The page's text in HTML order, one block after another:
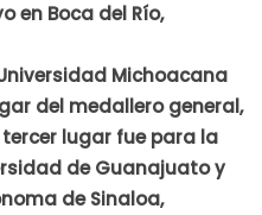
en Boca del Río,
Michoacana
del medallero general,
lugar fue para la
de Guanajuato y
de Sinaloa,